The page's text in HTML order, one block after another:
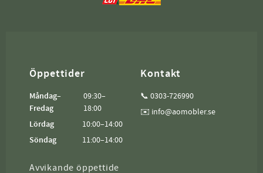
Öppettider
Måndag–
Fredag
09:30–
18:00
Lördag
10:00–14:00
Söndag
11:00–14:00
Avvikande öppettide
Kontakt
📞 0303-726990
✉️ info@aomobler.se